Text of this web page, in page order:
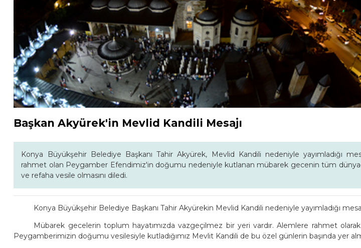
Başkan Akyürek'in Mevlid Kandili Mesajı
Konya Büyükşehir Belediye Başkanı Tahir Akyürek, Mevlid Kandili nedeniyle yayımladığı
rahmet olan Peygamber Efendimiz'in doğumu nedeniyle kutlanan mübarek gecenin tüm
ve refaha vesile olmasını diledi.
Konya Büyükşehir Belediye Başkanı Tahir Akyürekin Mevlid Kandili nedeniyle yayımladığı
Mübarek gecelerin toplum hayatımızda vazgeçilmez bir yeri vardır. Alemlere rahmet
Peygamberimizin doğumu vesilesiyle kutladığımız Mevlit Kandili de bu özel günlerin başında yer